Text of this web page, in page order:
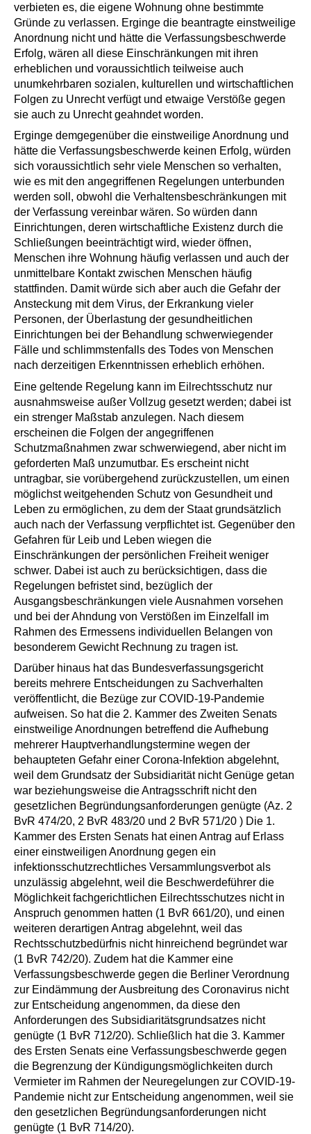
verbieten es, die eigene Wohnung ohne bestimmte
Gründe zu verlassen. Erginge die beantragte einstweilige
Anordnung nicht und hätte die Verfassungsbeschwerde
Erfolg, wären all diese Einschränkungen mit ihren
erheblichen und voraussichtlich teilweise auch
unumkehrbaren sozialen, kulturellen und wirtschaftlichen
Folgen zu Unrecht verfügt und etwaige Verstöße gegen
sie auch zu Unrecht geahndet worden.
Erginge demgegenüber die einstweilige Anordnung und
hätte die Verfassungsbeschwerde keinen Erfolg, würden
sich voraussichtlich sehr viele Menschen so verhalten,
wie es mit den angegriffenen Regelungen unterbunden
werden soll, obwohl die Verhaltensbeschränkungen mit
der Verfassung vereinbar wären. So würden dann
Einrichtungen, deren wirtschaftliche Existenz durch die
Schließungen beeinträchtigt wird, wieder öffnen,
Menschen ihre Wohnung häufig verlassen und auch der
unmittelbare Kontakt zwischen Menschen häufig
stattfinden. Damit würde sich aber auch die Gefahr der
Ansteckung mit dem Virus, der Erkrankung vieler
Personen, der Überlastung der gesundheitlichen
Einrichtungen bei der Behandlung schwerwiegender
Fälle und schlimmstenfalls des Todes von Menschen
nach derzeitigen Erkenntnissen erheblich erhöhen.
Eine geltende Regelung kann im Eilrechtsschutz nur
ausnahmsweise außer Vollzug gesetzt werden; dabei ist
ein strenger Maßstab anzulegen. Nach diesem
erscheinen die Folgen der angegriffenen
Schutzmaßnahmen zwar schwerwiegend, aber nicht im
geforderten Maß unzumutbar. Es erscheint nicht
untragbar, sie vorübergehend zurückzustellen, um einen
möglichst weitgehenden Schutz von Gesundheit und
Leben zu ermöglichen, zu dem der Staat grundsätzlich
auch nach der Verfassung verpflichtet ist. Gegenüber den
Gefahren für Leib und Leben wiegen die
Einschränkungen der persönlichen Freiheit weniger
schwer. Dabei ist auch zu berücksichtigen, dass die
Regelungen befristet sind, bezüglich der
Ausgangsbeschränkungen viele Ausnahmen vorsehen
und bei der Ahndung von Verstößen im Einzelfall im
Rahmen des Ermessens individuellen Belangen von
besonderem Gewicht Rechnung zu tragen ist.
Darüber hinaus hat das Bundesverfassungsgericht
bereits mehrere Entscheidungen zu Sachverhalten
veröffentlicht, die Bezüge zur COVID-19-Pandemie
aufweisen. So hat die 2. Kammer des Zweiten Senats
einstweilige Anordnungen betreffend die Aufhebung
mehrerer Hauptverhandlungstermine wegen der
behaupteten Gefahr einer Corona-Infektion abgelehnt,
weil dem Grundsatz der Subsidiarität nicht Genüge getan
war beziehungsweise die Antragsschrift nicht den
gesetzlichen Begründungsanforderungen genügte (Az. 2
BvR 474/20, 2 BvR 483/20 und 2 BvR 571/20 ) Die 1.
Kammer des Ersten Senats hat einen Antrag auf Erlass
einer einstweiligen Anordnung gegen ein
infektionsschutzrechtliches Versammlungsverbot als
unzulässig abgelehnt, weil die Beschwerdeführer die
Möglichkeit fachgerichtlichen Eilrechtsschutzes nicht in
Anspruch genommen hatten (1 BvR 661/20), und einen
weiteren derartigen Antrag abgelehnt, weil das
Rechtsschutzbedürfnis nicht hinreichend begründet war
(1 BvR 742/20). Zudem hat die Kammer eine
Verfassungsbeschwerde gegen die Berliner Verordnung
zur Eindämmung der Ausbreitung des Coronavirus nicht
zur Entscheidung angenommen, da diese den
Anforderungen des Subsidiaritätsgrundsatzes nicht
genügte (1 BvR 712/20). Schließlich hat die 3. Kammer
des Ersten Senats eine Verfassungsbeschwerde gegen
die Begrenzung der Kündigungsmöglichkeiten durch
Vermieter im Rahmen der Neuregelungen zur COVID-19-
Pandemie nicht zur Entscheidung angenommen, weil sie
den gesetzlichen Begründungsanforderungen nicht
genügte (1 BvR 714/20).